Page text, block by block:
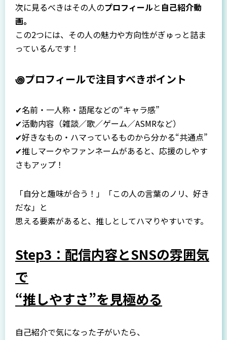
次に見るべきはその人のプロフィールと 自己紹介動
画。
この2つには、その人の魅力や方向性がぎゅっと詰ま
っているんです！
꩜プロフィールで注目すべきポイント
✔名前・一人称・語尾などの“キャラ感”
✔活動内容（雑談／歌／ゲーム／ASMRなど）
✔好きなもの・ハマっているものから分かる“共通点”
✔推しマークやファンネームがあると、応援のしやす
さもアップ！
「自分と趣味が合う！」「この人の言葉のノリ、好き
だな」と
思える要素があると、推しとしてハマりやすいです。
Step3：配信内容とSNSの雰囲気
で
“推しやすさ”を見極める
自己紹介で気になった子がいたら、